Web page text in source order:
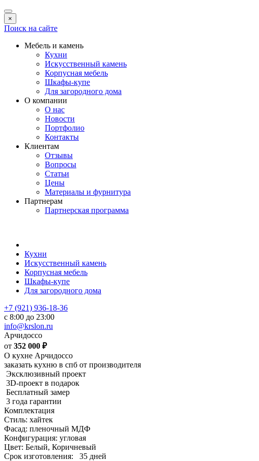
×
Поиск на сайте
Мебель и камень
Кухни
Искусственный камень
Корпусная мебель
Шкафы-купе
Для загородного дома
О компании
О нас
Новости
Портфолио
Контакты
Клиентам
Отзывы
Вопросы
Статьи
Цены
Материалы и фурнитура
Партнерам
Партнерская программа
Кухни
Искусственный камень
Корпусная мебель
Шкафы-купе
Для загородного дома
+7 (921) 936-18-36
с 8:00 до 23:00
info@krslon.ru
Арчидоссо
от 352 000 ₽
О кухне Арчидоссо
заказать кухню в спб от производителя
Эксклюзивный проект
3D-проект в подарок
Бесплатный замер
3 года гарантии
Комплектация
Стиль: хайтек
Фасад: пленочный МДФ
Конфигурация: угловая
Цвет: Белый, Коричневый
Срок изготовления:
35 дней